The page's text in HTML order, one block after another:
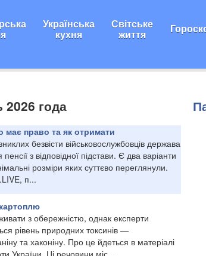
Українська
кухня
Світське
життя
2026 года
має право та як отримати
безвісти військовослужбовців держава
з відповідної підстави. Є два варіанти
розміри яких суттєво переглянули.
п...
з обережністю, однак експерти
рівень природних токсинів —
та хаконіну. Про це йдеться в матеріалі
України. Ці речовини міс...